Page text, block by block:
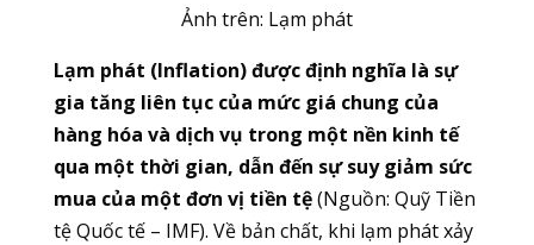
Ảnh trên: Lạm phát
Lạm phát (Inflation) được định nghĩa là sự
gia tăng liên tục của mức giá chung của
hàng hóa và dịch vụ trong một nền kinh tế
qua một thời gian, dẫn đến sự suy giảm sức
mua của một đơn vị tiền tệ(Nguồn: Quỹ Tiền
tệ Quốc tế – IMF). Về bản chất, khi lạm phát xảy